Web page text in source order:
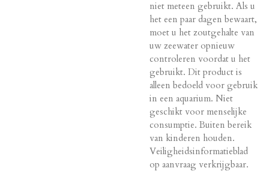
niet meteen gebruikt. Als u
het een paar dagen bewaart,
moet u het zoutgehalte van
uw zeewater opnieuw
controleren voordat u het
gebruikt. Dit product is
alleen bedoeld voor gebruik
in een aquarium. Niet
geschikt voor menselijke
consumptie. Buiten bereik
van kinderen houden.
Veiligheidsinformatieblad
op aanvraag verkrijgbaar.